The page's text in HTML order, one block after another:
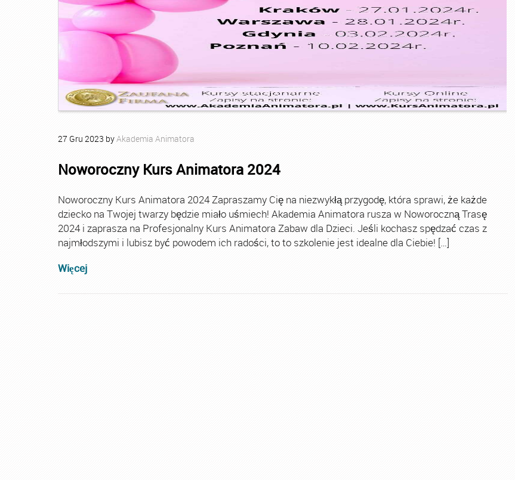
27 Gru 2023 byAkademia Animatora
Noworoczny Kurs Animatora 2024
Noworoczny Kurs Animatora 2024 Zapraszamy Cię na niezwykłą przygodę, która sprawi, że każde
dziecko na Twojej twarzy będzie miało uśmiech! Akademia Animatora rusza w Noworoczną Trasę
2024 i zaprasza na Profesjonalny Kurs Animatora Zabaw dla Dzieci. Jeśli kochasz spędzać czas z
najmłodszymi i lubisz być powodem ich radości, to to szkolenie jest idealne dla Ciebie! […]
Więcej